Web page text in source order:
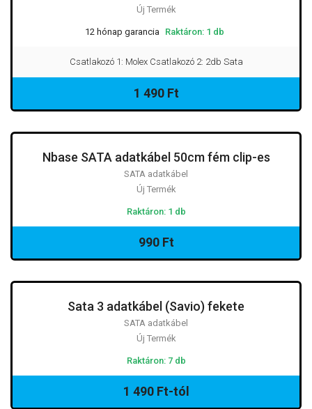
Új Termék
12 hónap garancia Raktáron: 1 db
Csatlakozó 1: Molex Csatlakozó 2: 2db Sata
1 490 Ft
Nbase SATA adatkábel 50cm fém clip-es
SATA adatkábel
Új Termék
Raktáron: 1 db
990 Ft
Sata 3 adatkábel (Savio) fekete
SATA adatkábel
Új Termék
Raktáron: 7 db
1 490 Ft-tól